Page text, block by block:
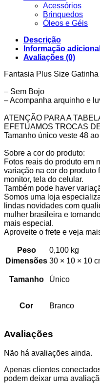
Acessórios
Brinquedos
Óleos e Géis
Descrição
Informação adicional
Avaliações (0)
Fantasia Plus Size
– Sem Bojo
– Acompanha arquinho e
ATENÇÃO PARA A
EFETUAMOS TROCAS
Tamanho único veste 48
Sobre a cor do produto:
Fotos reais do produto em
variação na cor do produto
monitor, tela do celular.
Também pode haver
Somos uma loja
lindas novidades com
mulher brasileira e
mais especial.
Aproveite o frete e veja
Peso
0,100 kg
Dimensões 30 × 10 × 10
Tamanho Único
Cor Branco
Avaliações
Não há avaliações ainda.
Apenas clientes
podem deixar uma